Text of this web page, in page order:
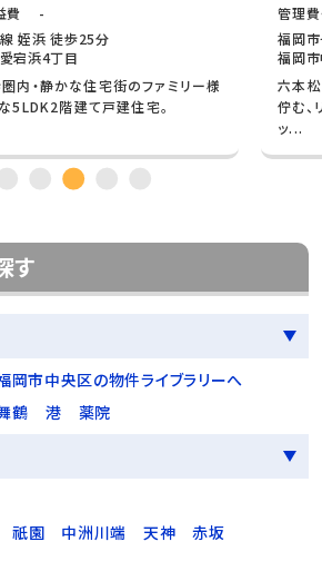
益費 -
姪浜 徒歩25分
宕浜4丁目
内・静かな住宅街のファミリー様
5LDK2階建て戸建住宅。
管理
福岡
福岡
六本
佇む、
ッ...
す
岡市中央区の物件ライブラリーへ
鶴 港
薬院
祇園 中洲川端 天神
赤坂